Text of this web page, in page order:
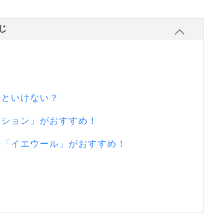
いけない？
ョン」がおすすめ！
イエウール」がおすすめ！